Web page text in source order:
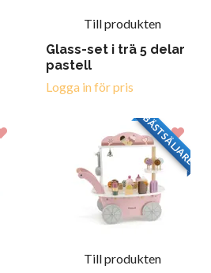
Till produkten
Glass-set i trä 5 delar
pastell
Logga in för pris
BÄSTSÄLJARE
Till produkten